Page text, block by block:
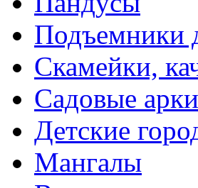
Подъемники
Скамейки,
Садовые арки
Детские
Мангалы